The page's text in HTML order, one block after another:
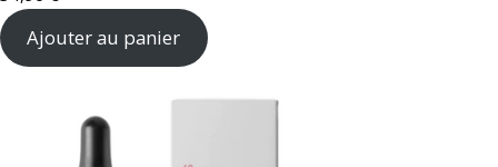
Ajouter au panier